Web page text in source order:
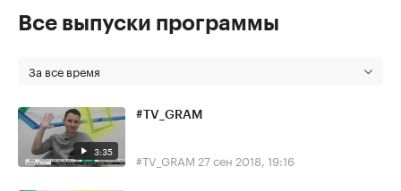
Все выпуски программы
За все время
3:35
#TV_GRAM
#TV_GRAM 27 сен 2018, 19:16